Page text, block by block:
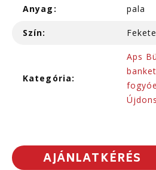
Anyag: pala
Szín: Fekete
Kategória:
Aps
AJÁNLATKÉRÉS